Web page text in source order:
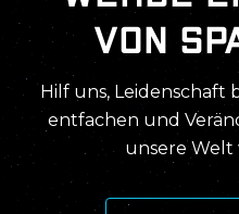
von
Hilf uns, Leidenschaft
entfachen und
unsere Welt